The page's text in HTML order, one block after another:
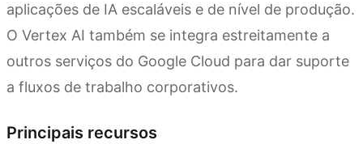
aplicações de IA escaláveis e de nível de produção.
O Vertex AI também se integra estreitamente a
outros serviços do Google Cloud para dar suporte
a fluxos de trabalho corporativos.
Principais recursos